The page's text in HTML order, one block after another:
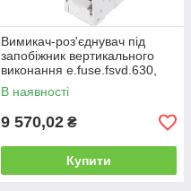
Вимикач-роз'єднувач під
запобіжник вертикального
виконання e.fuse.fsvd.630,
габарит 3, 3 полюса, 630А
В наявності
9 570,02 ₴
Купити